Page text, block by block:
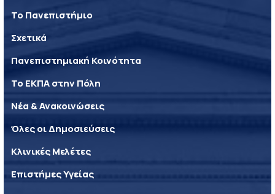
Το Πανεπιστήμιο
Σχετικά
Πανεπιστημιακή Κοινότητα
Το ΕΚΠΑ στην Πόλη
Νέα & Ανακοινώσεις
Όλες οι Δημοσιεύσεις
Κλινικές Μελέτες
Επιστήμες Υγείας